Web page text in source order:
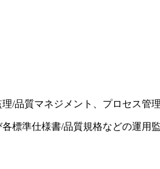
/品質マネジメント、プロセス管
標準仕様書/品質規格などの運